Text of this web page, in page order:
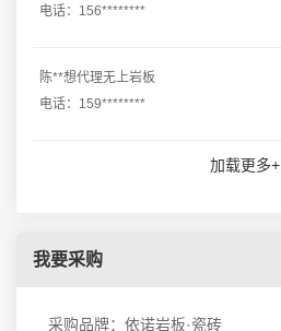
电话：156********
陈**想代理无上岩板
电话：159********
加载更多+
我要采购
采购品牌：依诺岩板·瓷砖